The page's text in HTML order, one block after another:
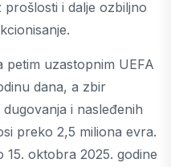
prošlosti i dalje ozbiljno
uzastopnim UEFA
dana, a zbir
i nasleđenih
preko 2,5 miliona evra.
15. oktobra 2025. godine